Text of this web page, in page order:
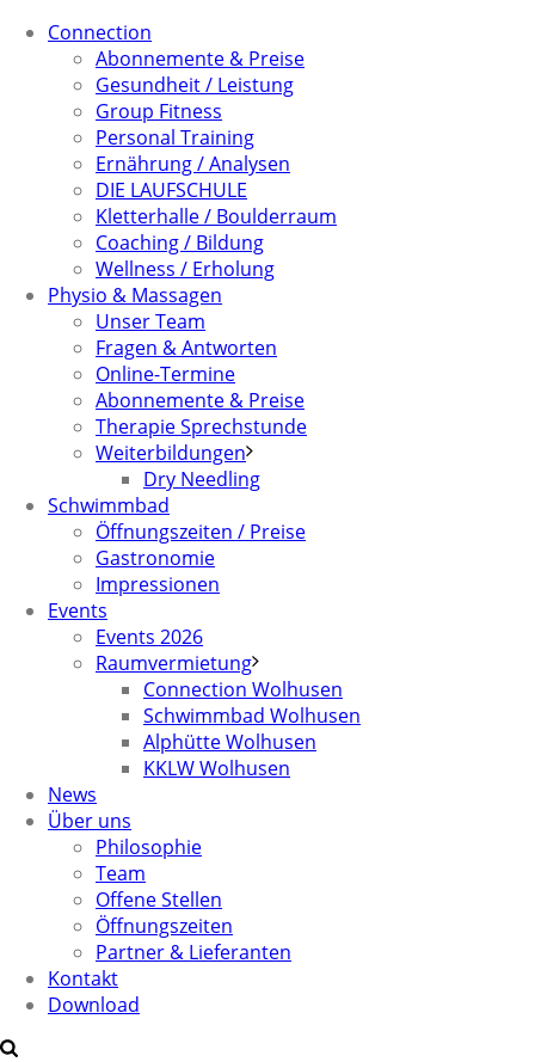
Connection
Abonnemente & Preise
Gesundheit / Leistung
Group Fitness
Personal Training
Ernährung / Analysen
DIE LAUFSCHULE
Kletterhalle / Boulderraum
Coaching / Bildung
Wellness / Erholung
Physio & Massagen
Unser Team
Fragen & Antworten
Online-Termine
Abonnemente & Preise
Therapie Sprechstunde
Weiterbildungen
Dry Needling
Schwimmbad
Öffnungszeiten / Preise
Gastronomie
Impressionen
Events
Events 2026
Raumvermietung
Connection Wolhusen
Schwimmbad Wolhusen
Alphütte Wolhusen
KKLW Wolhusen
News
Über uns
Philosophie
Team
Offene Stellen
Öffnungszeiten
Partner & Lieferanten
Kontakt
Download